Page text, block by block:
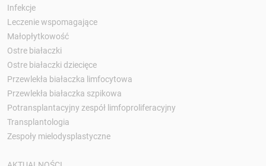
Infekcje
Leczenie wspomagające
Małopłytkowość
Ostre białaczki
Ostre białaczki dziecięce
Przewlekła białaczka limfocytowa
Przewlekła białaczka szpikowa
Potransplantacyjny zespół limfoproliferacyjny
Transplantologia
Zespoły mielodysplastyczne